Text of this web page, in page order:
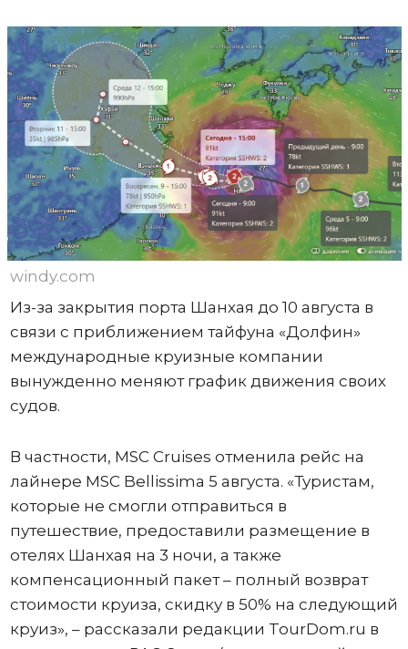
windy.com
Из-за закрытия порта Шанхая до 10 августа в
связи с приближением тайфуна «Долфин»
международные круизные компании
вынужденно меняют график движения своих
судов.
В частности, MSC Cruises отменила рейс на
лайнере MSC Bellissima 5 августа. «Туристам,
которые не смогли отправиться в
путешествие, предоставили размещение в
отелях Шанхая на 3 ночи, а также
компенсационный пакет – полный возврат
стоимости круиза, скидку в 50% на следующий
круиз», – рассказали редакции TourDom.ru в